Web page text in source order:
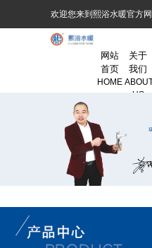
欢迎您来到熙浴水暖官方网
网站
首页
HOME
关于
我们
US